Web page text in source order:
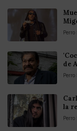
Perro
de
Perro
la
Perro